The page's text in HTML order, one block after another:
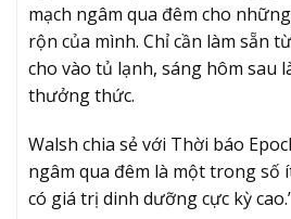
mạch ngâm qua đêm cho
rộn của mình. Chỉ cần làm sẵn
cho vào tủ lạnh, sáng hôm sau
thưởng thức.
Walsh chia sẻ với Thời báo
ngâm qua đêm là một trong số
có giá trị dinh dưỡng cực kỳ